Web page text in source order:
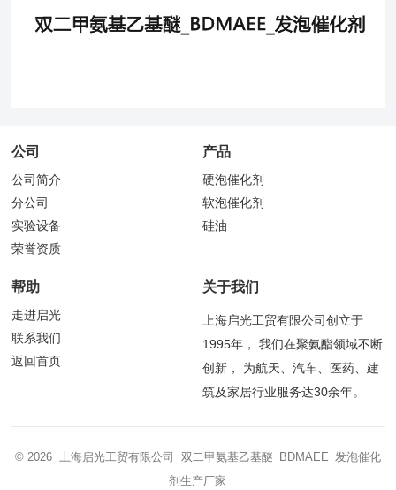
公司
公司简介
分公司
实验设备
荣誉资质
产品
硬泡催化剂
软泡催化剂
硅油
帮助
走进启光
联系我们
返回首页
关于我们
上海启光工贸有限公司创立于
1995年， 我们在聚氨酯领域不断
创新， 为航天、汽车、医药、建
筑及家居行业服务达30余年。
© 2026 上海启光工贸有限公司 双二甲氨基乙基醚_BDMAEE_发泡催化
剂生产厂家